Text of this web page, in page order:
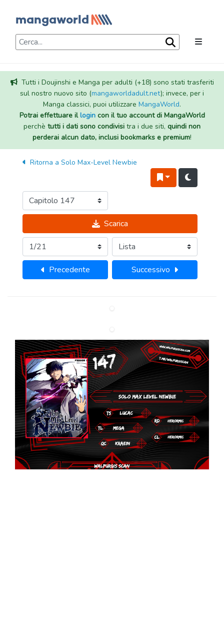
Tutti i Doujinshi e Manga per adulti (+18) sono stati trasferiti
sul nostro nuovo sito (mangaworldadult.net); invece, per i
Manga classici, puoi utilizzare MangaWorld.
Potrai effettuare illogincon il tuo account di MangaWorld
perchè tutti i dati sono condivisi tra i due siti, quindi non
perderai alcun dato, inclusi bookmarks e premium!
Ritorna a Solo Max-Level Newbie
Scarica
Precedente Successivo